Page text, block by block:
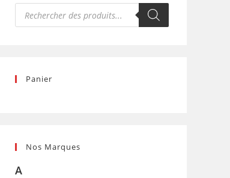
Recherche
produits
Panier
Nos Marques
A